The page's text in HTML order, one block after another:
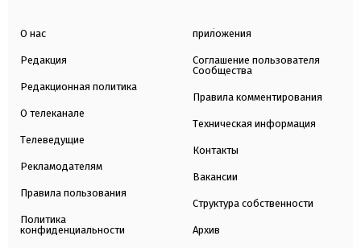
О нас
Редакция
Редакционная политика
О телеканале
Телеведущие
Рекламодателям
Правила пользования
Политика
конфиденциальности
приложения
Соглашение пользователя
Сообщества
Правила комментирования
Техническая информация
Контакты
Вакансии
Структура собственности
Архив